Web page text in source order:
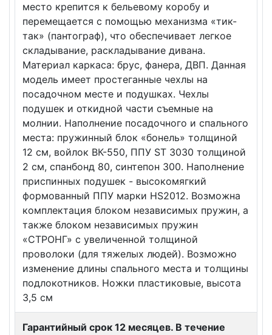
место крепится к бельевому коробу и
перемещается с помощью механизма «тик-
так» (пантограф), что обеспечивает легкое
складывание, раскладывание дивана.
Материал каркаса: брус, фанера, ДВП. Данная
модель имеет простеганные чехлы на
посадочном месте и подушках. Чехлы
подушек и откидной части съемные на
молнии. Наполнение посадочного и спального
места: пружинный блок «бонель» толщиной
12 см, войлок ВК-550, ППУ ST 3030 толщиной
2 см, спанбонд 80, синтепон 300. Наполнение
приспинных подушек - высокомягкий
формованный ППУ марки HS2012. Возможна
комплектация блоком независимых пружин, а
также блоком независимых пружин
«СТРОНГ» с увеличенной толщиной
проволоки (для тяжелых людей). Возможно
изменение длины спального места и толщины
подлокотников. Ножки пластиковые, высота
3,5 см
Гарантийный срок 12 месяцев. В течение